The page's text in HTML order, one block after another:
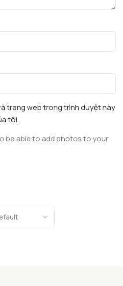
trang web trong trình duyệt này
tôi.
be able to add photos to your